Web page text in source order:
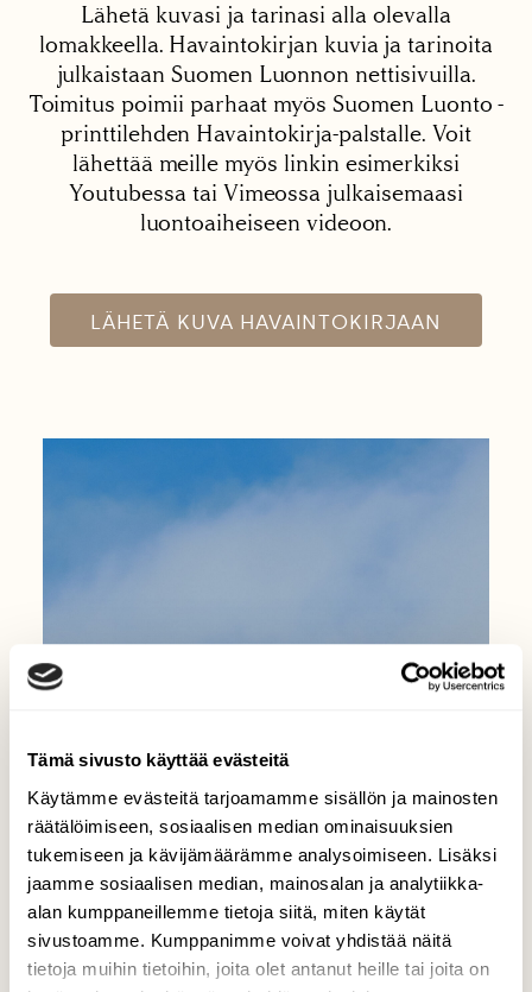
Tämä sivusto käyttää evästeitä
Käytämme evästeitä tarjoamamme sisällön ja mainosten
räätälöimiseen, sosiaalisen median ominaisuuksien
tukemiseen ja kävijämäärämme analysoimiseen. Lisäksi
jaamme sosiaalisen median, mainosalan ja analytiikka-
alan kumppaneillemme tietoja siitä, miten käytät
sivustoamme. Kumppanimme voivat yhdistää näitä
tietoja muihin tietoihin, joita olet antanut heille tai joita on
Lähetä kuvasi ja tarinasi alla olevalla
lomakkeella. Havaintokirjan kuvia ja tarinoita
julkaistaan Suomen Luonnon nettisivuilla.
Toimitus poimii parhaat myös Suomen Luonto -
printtilehden Havaintokirja-palstalle. Voit
lähettää meille myös linkin esimerkiksi
Youtubessa tai Vimeossa julkaisemaasi
luontoaiheiseen videoon.
LÄHETÄ KUVA HAVAINTOKIRJAAN